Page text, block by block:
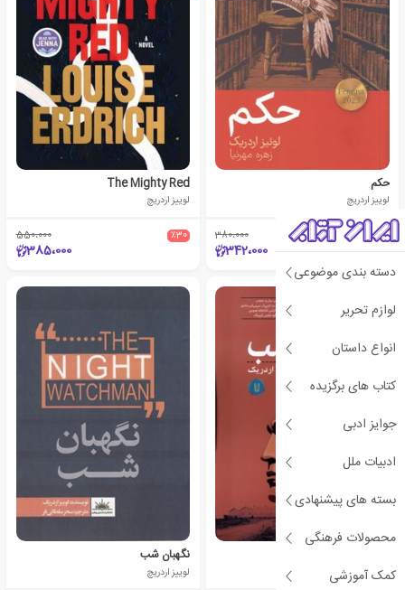
دسته بندی موضوعی
لوازم تحریر
انواع داستان
کتاب های برگزیده
جوایز ادبی
ادبیات ملل
بسته های پیشنهادی
محصولات فرهنگی
کمک آموزشی
حکم
لوییز اردریچ
٪10 380،000
342،000
The Mighty Red
لوییز اردریچ
٪30 550،000
385،000
پ
ی
ش
ن
ه
ا
د
و
ی
ژ
ه
لوییز اردریچ
نگهبان شب
لوییز اردریچ